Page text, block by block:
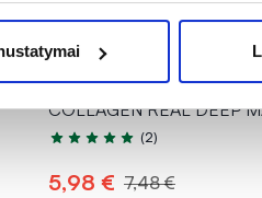
BIODANCE lakštinė veido
COLLAGEN REAL DEEP
Įvertinimas 5.0 iš 5
(2)
5,98 € 7,48 €